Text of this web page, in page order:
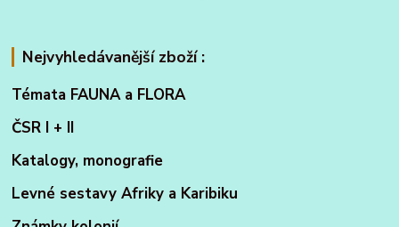
Nejvyhledávanější zboží :
Témata FAUNA a FLORA
ČSR I + II
Katalogy, monografie
Levné sestavy Afriky a Karibiku